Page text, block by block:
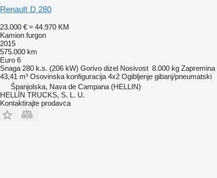
Renault D 280
23.000 € ≈ 44.970 KM
Kamion furgon
2015
575.000 km
Euro 6
Snaga 280 k.s. (206 kW) Gorivo dizel Nosivost 8.000 kg Zapremina
43,41 m³ Osovinska konfiguracija 4x2 Ogibljenje gibanj/pneumatski
Španjolska, Nava de Campana (HELLIN)
HELLÍN TRUCKS, S. L. U.
Kontaktirajte prodavca